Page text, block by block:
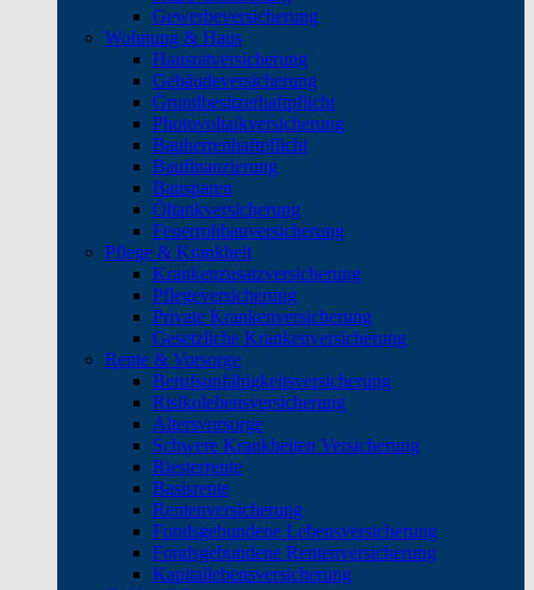
Gewerbeversicherung
Wohnung & Haus
Hausratversicherung
Gebäudeversicherung
Grundbesitzerhaftpflicht
Photovoltaikversicherung
Bauherrenhaftpflicht
Baufinanzierung
Bausparen
Öltankversicherung
Feuerrohbauversicherung
Pflege & Krankheit
Krankenzusatzversicherung
Pflegeversicherung
Private Krankenversicherung
Gesetzliche Krankenversicherung
Rente & Vorsorge
Berufs­unfähigkeitsversicherung
Risikolebensversicherung
Altersvorsorge
Schwere Krankheiten Versicherung
Riesterrente
Basisrente
Rentenversicherung
Fondsgebundene Lebensversicherung
Fondsgebundene Rentenversicherung
Kapitallebensversicherung